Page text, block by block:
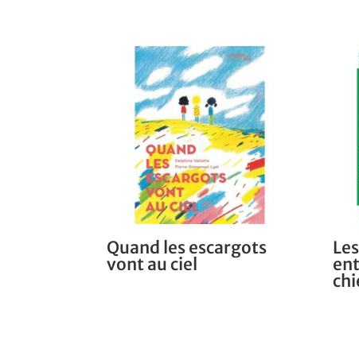
Quand les escargots
vont au ciel